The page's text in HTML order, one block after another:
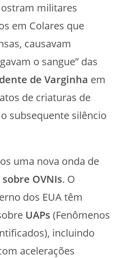
militares
em Colares que
causavam
o sangue” das
de Varginha em
de criaturas de
subsequente silêncio
uma nova onda de
OVNIs. O
dos EUA têm
UAPs (Fenômenos
incluindo
acelerações